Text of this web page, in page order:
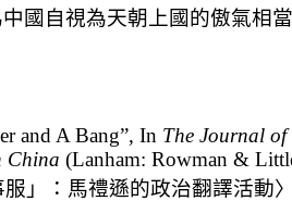
國自視為天朝上國的傲氣
and A Bang”, In The Journal
China (Lanham: Rowman &
」：馬禮遜的政治翻譯活動